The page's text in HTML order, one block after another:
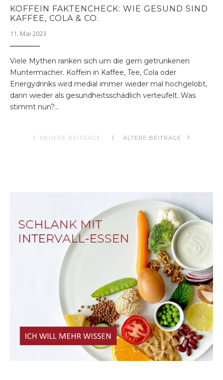
KOFFEIN FAKTENCHECK: WIE GESUND SIND
KAFFEE, COLA & CO.
11. Mai 2023
Viele Mythen ranken sich um die gern getrunkenen
Muntermacher. Koffein in Kaffee, Tee, Cola oder
Energydrinks wird medial immer wieder mal hochgelobt,
dann wieder als gesundheitsschädlich verteufelt. Was
stimmt nun?…
NEUERE BEITRÄGE ÄLTERE BEITRÄGE